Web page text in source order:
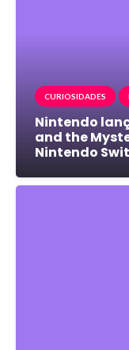
CURIOSIDADES
Nintendo
and the
Nintendo